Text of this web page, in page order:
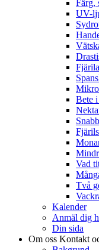
Färg,
UV-
Bete
Vad
Två
Kalender
Anmäl dig
Din sida
Om oss Kontakt